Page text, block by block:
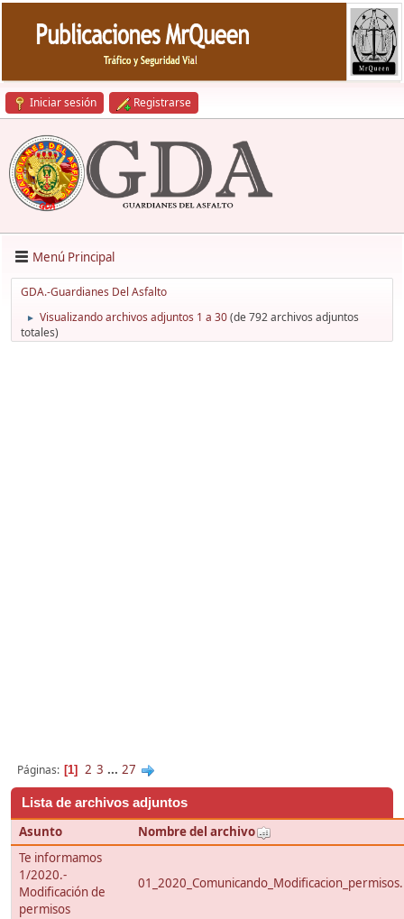
Iniciar sesión Registrarse
Menú Principal
GDA.-Guardianes Del Asfalto
► Visualizando archivos adjuntos 1 a 30(de 792 archivos adjuntos
totales)
Páginas 1 2 3 ... 27
Lista de archivos adjuntos
Asunto
Nombre del archivo
Te informamos
1/2020.-
Modificación de
permisos